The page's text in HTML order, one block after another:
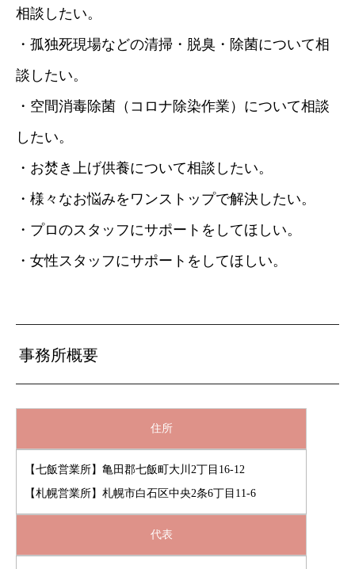
相談したい。
・孤独死現場などの清掃・脱臭・除菌について相
談したい。
・空間消毒除菌（コロナ除染作業）について相談
したい。
・お焚き上げ供養について相談したい。
・様々なお悩みをワンストップで解決したい。
・プロのスタッフにサポートをしてほしい。
・女性スタッフにサポートをしてほしい。
事務所概要
住所
【七飯営業所】亀田郡七飯町大川2丁目16-12
【札幌営業所】札幌市白石区中央2条6丁目11-6
代表